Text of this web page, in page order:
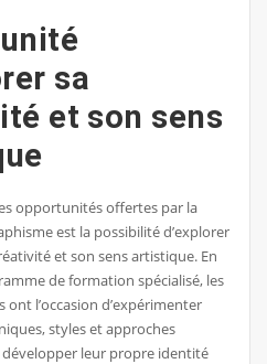
sa
et son sens
opportunités offertes par la
est la possibilité d’explorer
et son sens artistique. En
de formation spécialisé, les
l’occasion d’expérimenter
styles et approches
leur propre identité